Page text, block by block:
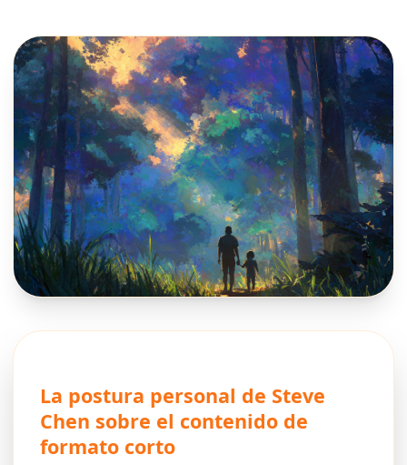
La postura personal de Steve
Chen sobre el contenido de
formato corto